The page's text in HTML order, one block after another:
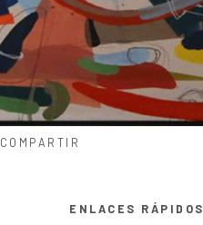
COMPARTIR
ENLACES RÁPIDOS